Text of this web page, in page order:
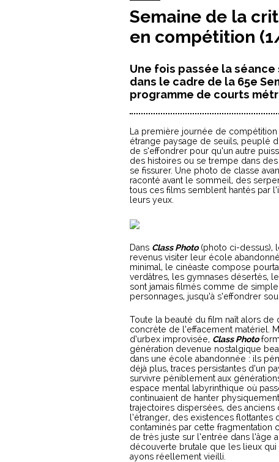
Semaine de la
en compétition
Une fois passée la
dans le cadre de la 65e
programme de courts
La première journée de
étrange paysage de seuils, peuplé
de s’effondrer pour qu’un autre
des histoires ou se trempe dans
se fissurer. Une photo de classe
raconté avant le sommeil, des
tous ces films semblent hantés par
leurs yeux.
Dans Class Photo(photo ci-dessus),
revenus visiter leur école
minimal, le cinéaste compose
verdâtres, les gymnases désertés,
sont jamais filmés comme de
personnages, jusqu’à s’effondrer
Toute la beauté du film naît alors
concrète de l’effacement matériel.
d’urbex improvisée, Class Photo
génération devenue nostalgique
dans une école abandonnée : ils
déjà plus, traces persistantes d’un
survivre péniblement aux
espace mental labyrinthique où
continuaient de hanter
trajectoires dispersées, des anciens
l’étranger, des existences
contaminés par cette fragmentation
de très juste sur l’entrée dans l’âge
découverte brutale que les lieux
ayons réellement vieilli.